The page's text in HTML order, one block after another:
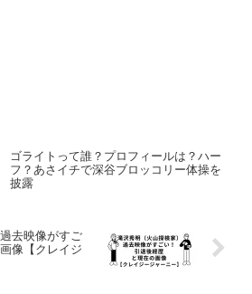
ゴライトって誰？プロフィールは？ハー
フ？あさイチで深谷ブロッコリー体操を
披露
去映像がすご
像【クレイジ